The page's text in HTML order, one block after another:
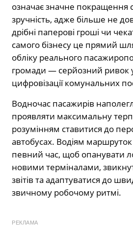
означає значне покращення
зручність, адже більше не
дрібні паперові гроші чи
самого бізнесу це прямий
обліку реального
громади — серйозний ривок
цифровізації комунальних
Водночас пасажирів
проявляти максимальну
розумінням ставитися до
автобусах. Водіям
певний час, щоб опанувати
новими терміналами,
звітів та адаптуватися до
звичному робочому ритмі.
РЕКЛАМА